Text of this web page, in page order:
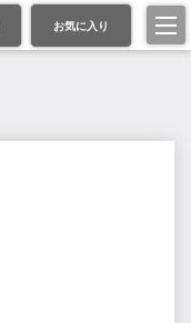
お気に入り